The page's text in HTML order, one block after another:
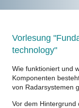
Vorlesung
technology"
Wie funktioniert und
Komponenten
von Radarsystemen
Vor dem Hintergrund